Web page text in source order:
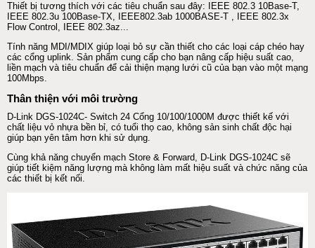
Thiết bị tương thích với các tiêu chuẩn sau đây: IEEE 802.3 10Base-T,
IEEE 802.3u 100Base-TX, IEEE802.3ab 1000BASE-T , IEEE 802.3x
Flow Control, IEEE 802.3az...
Tính năng MDI/MDIX giúp loại bỏ sự cần thiết cho các loại cáp chéo hay
các cổng uplink. Sản phẩm cung cấp cho bạn nâng cấp hiệu suất cao,
liền mạch và tiêu chuẩn để cải thiện mạng lưới cũ của bạn vào một mạng
100Mbps.
Thân thiện với môi trường
D-Link DGS-1024C- Switch 24 Cổng 10/100/1000M được thiết kế với
chất liệu vỏ nhựa bền bỉ, có tuổi thọ cao, không sản sinh chất độc hại
giúp bạn yên tâm hơn khi sử dụng.
Cùng khả năng chuyển mạch Store & Forward, D-Link DGS-1024C sẽ
giúp tiết kiệm năng lượng mà không làm mất hiệu suất và chức năng của
các thiết bị kết nối.